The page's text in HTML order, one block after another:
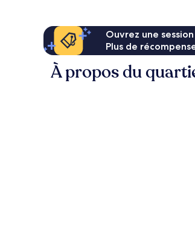
Ouvrez une
Plus de
À propos du